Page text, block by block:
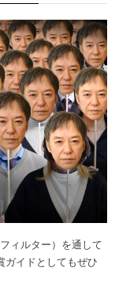
ィルター）を通して
ガイドとしてもぜひ